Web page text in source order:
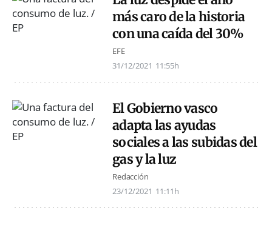
más caro de la historia
con una caída del 30%
EFE
31/12/2021 11:55h
El Gobierno vasco
adapta las ayudas
sociales a las subidas del
gas y la luz
Redacción
23/12/2021 11:11h